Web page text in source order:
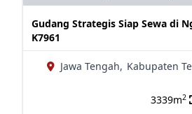
Gudang Strategis Siap Sewa di
K7961
Jawa Tengah, Kabupaten
3339m2